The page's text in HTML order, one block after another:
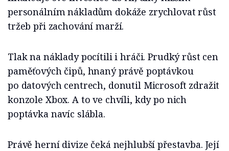
personálním nákladům dokáže zrychlovat růst
tržeb při zachování marží.
Tlak na náklady pocítili i hráči. Prudký růst cen
paměťových čipů, hnaný právě poptávkou
po datových centrech, donutil Microsoft zdražit
konzole Xbox. A to ve chvíli, kdy po nich
poptávka navíc slábla.
Právě herní divize čeká nejhlubší přestavba. Její